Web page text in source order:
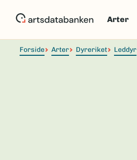
Arter
Forside Arter Dyreriket Leddyr